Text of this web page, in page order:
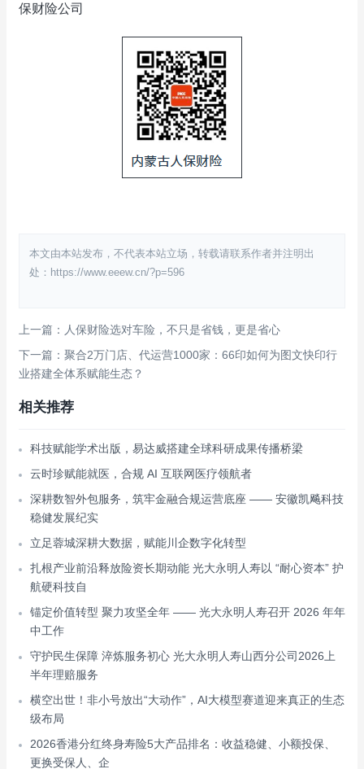
保财险公司
本文由本站发布，不代表本站立场，转载请联系作者并注明出
处：https://www.eeew.cn/?p=596
上一篇：人保财险选对车险，不只是省钱，更是省心
下一篇：聚合2万门店、代运营1000家：66印如何为图文快印行
业搭建全体系赋能生态？
相关推荐
科技赋能学术出版，易达威搭建全球科研成果传播桥梁
云时珍赋能就医，合规 AI 互联网医疗领航者
深耕数智外包服务，筑牢金融合规运营底座 —— 安徽凯飚科技
稳健发展纪实
立足蓉城深耕大数据，赋能川企数字化转型
扎根产业前沿释放险资长期动能 光大永明人寿以 “耐心资本” 护
航硬科技自
锚定价值转型 聚力攻坚全年 —— 光大永明人寿召开 2026 年年
中工作
守护民生保障 淬炼服务初心 光大永明人寿山西分公司2026上
半年理赔服务
横空出世！非小号放出“大动作”，AI大模型赛道迎来真正的生态
级布局
2026香港分红终身寿险5大产品排名：收益稳健、小额投保、
更换受保人、企